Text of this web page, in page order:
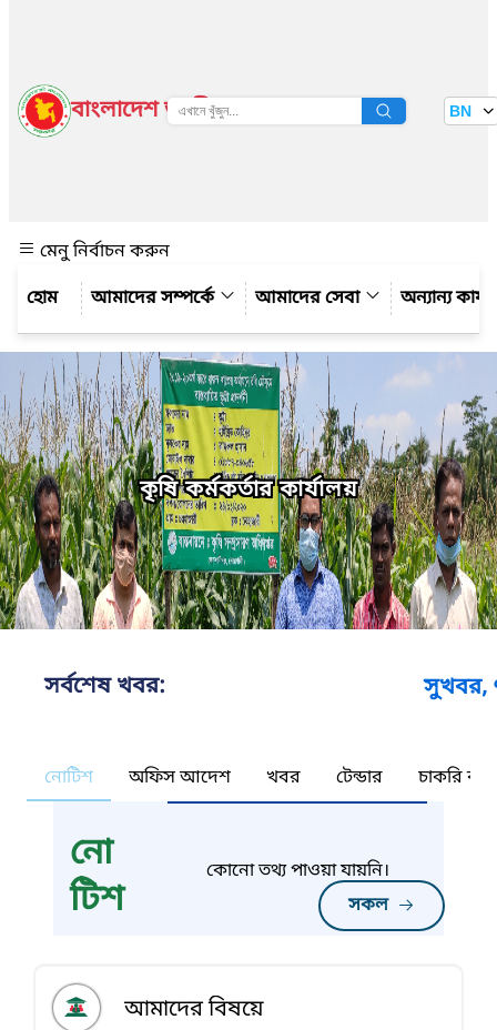
বাংলাদেশ জাতীয় তথ্য বাতায়ন BN
মেনু নির্বাচন করুন
আমাদের সম্পর্কে
আমাদের সেবা অন্যান্য
কৃষি কর্মকর্তার কার্যালয়
সর্বশেষ খবর: সুখবর,
নোটিশ অফিস আদেশ খবর টেন্ডার চাকরি
নো
টিশ
সকল
কোনো তথ্য পাওয়া যায়নি।
আমাদের বিষয়ে